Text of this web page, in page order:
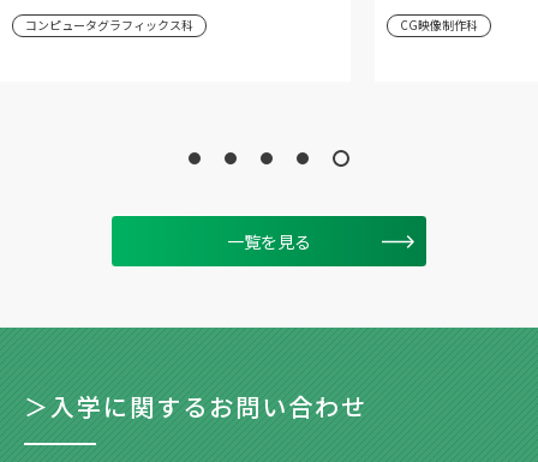
コンピュータグラフィックス科 CG映像制作科
一覧を見る
＞入学に関するお問い合わせ